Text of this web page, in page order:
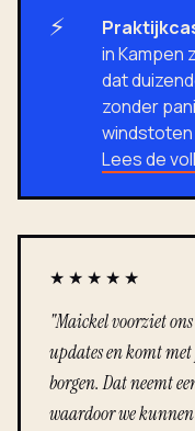
⚡
in Kampen
dat
zonder
Lees de
★★★★★
"Maickel voorziet
updates en komt
borgen. Dat neemt
waardoor we